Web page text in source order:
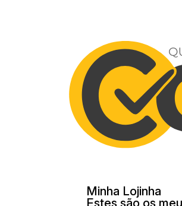
Minha Lojinha
Estes são os